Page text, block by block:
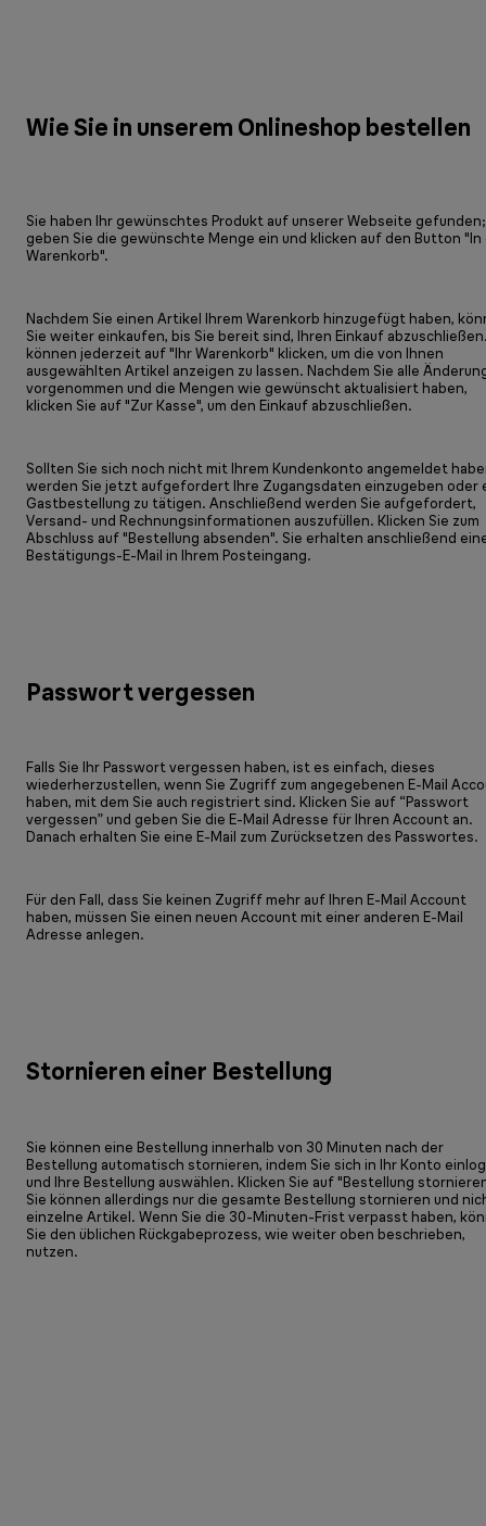
Wie Sie in unserem Onlineshop bestellen
Sie haben Ihr gewünschtes Produkt auf unserer Webseite gefunden;
geben Sie die gewünschte Menge ein und klicken auf den Button "In
Warenkorb".
Nachdem Sie einen Artikel Ihrem Warenkorb hinzugefügt haben,
Sie weiter einkaufen, bis Sie bereit sind, Ihren Einkauf
können jederzeit auf "Ihr Warenkorb" klicken, um die von Ihnen
ausgewählten Artikel anzeigen zu lassen. Nachdem Sie alle
vorgenommen und die Mengen wie gewünscht aktualisiert haben,
klicken Sie auf "Zur Kasse", um den Einkauf abzuschließen.
Sollten Sie sich noch nicht mit Ihrem Kundenkonto angemeldet
werden Sie jetzt aufgefordert Ihre Zugangsdaten einzugeben oder
Gastbestellung zu tätigen. Anschließend werden Sie aufgefordert,
Versand- und Rechnungsinformationen auszufüllen. Klicken Sie zum
Abschluss auf "Bestellung absenden". Sie erhalten anschließend
Bestätigungs-E-Mail in Ihrem Posteingang.
Passwort vergessen
Falls Sie Ihr Passwort vergessen haben, ist es einfach, dieses
wiederherzustellen, wenn Sie Zugriff zum angegebenen E-Mail
haben, mit dem Sie auch registriert sind. Klicken Sie auf “Passwort
vergessen” und geben Sie die E-Mail Adresse für Ihren Account an.
Danach erhalten Sie eine E-Mail zum Zurücksetzen des Passwortes.
Für den Fall, dass Sie keinen Zugriff mehr auf Ihren E-Mail Account
haben, müssen Sie einen neuen Account mit einer anderen E-Mail
Adresse anlegen.
Stornieren einer Bestellung
Sie können eine Bestellung innerhalb von 30 Minuten nach der
Bestellung automatisch stornieren, indem Sie sich in Ihr Konto
und Ihre Bestellung auswählen. Klicken Sie auf "Bestellung
Sie können allerdings nur die gesamte Bestellung stornieren und
einzelne Artikel. Wenn Sie die 30-Minuten-Frist verpasst haben,
Sie den üblichen Rückgabeprozess, wie weiter oben beschrieben,
nutzen.